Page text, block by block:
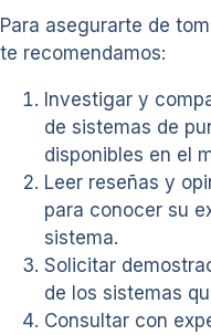
Para asegurarte de
te recomendamos:
Investigar y
de sistemas de
disponibles en el
Leer reseñas y
para conocer su
sistema.
Solicitar
de los sistemas
Consultar con